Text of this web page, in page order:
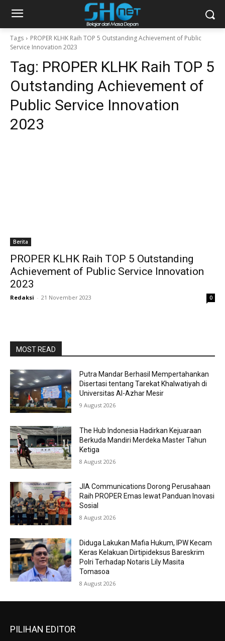
Tags
PROPER KLHK Raih TOP 5 Outstanding Achievement of Public
Service Innovation 2023
Tag: PROPER KLHK Raih TOP 5
Outstanding Achievement of
Public Service Innovation
2023
Berita
PROPER KLHK Raih TOP 5 Outstanding
Achievement of Public Service Innovation
2023
Redaksi - 21 November 2023 0
MOST READ
Putra Mandar Berhasil Mempertahankan
Disertasi tentang Tarekat Khalwatiyah di
Universitas Al-Azhar Mesir
9 August 2026
The Hub Indonesia Hadirkan Kejuaraan
Berkuda Mandiri Merdeka Master Tahun
Ketiga
8 August 2026
JIA Communications Dorong Perusahaan
Raih PROPER Emas lewat Panduan Inovasi
Sosial
8 August 2026
Diduga Lakukan Mafia Hukum, IPW Kecam
Keras Kelakuan Dirtipideksus Bareskrim
Polri Terhadap Notaris Lily Masita
Tomasoa
8 August 2026
PILIHAN EDITOR